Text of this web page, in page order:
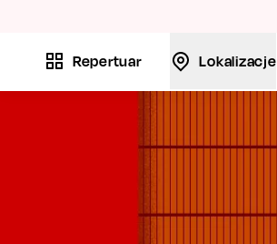
Repertuar Lokalizacje